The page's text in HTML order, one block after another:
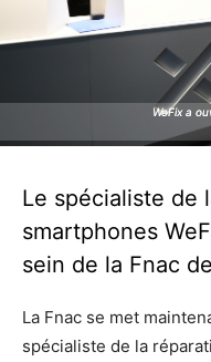
WeFix a
WeFix a
Le spécialiste de
smartphones
sein de la Fnac
La Fnac se met
spécialiste de la